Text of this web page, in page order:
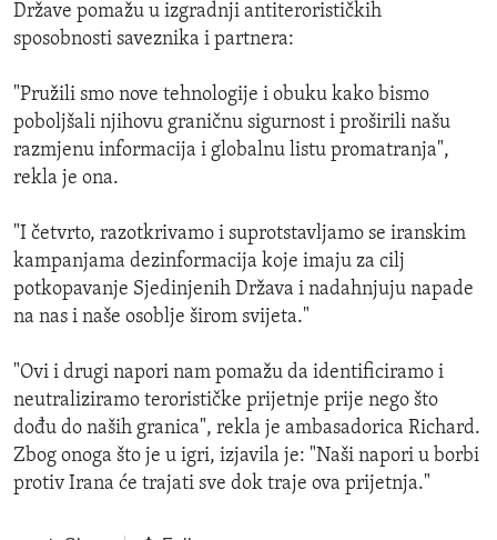
Države pomažu u izgradnji antiterorističkih
sposobnosti saveznika i partnera:
"Pružili smo nove tehnologije i obuku kako bismo
poboljšali njihovu graničnu sigurnost i proširili našu
razmjenu informacija i globalnu listu promatranja",
rekla je ona.
"I četvrto, razotkrivamo i suprotstavljamo se iranskim
kampanjama dezinformacija koje imaju za cilj
potkopavanje Sjedinjenih Država i nadahnjuju napade
na nas i naše osoblje širom svijeta."
"Ovi i drugi napori nam pomažu da identificiramo i
neutraliziramo terorističke prijetnje prije nego što
dođu do naših granica", rekla je ambasadorica Richard.
Zbog onoga što je u igri, izjavila je: "Naši napori u borbi
protiv Irana će trajati sve dok traje ova prijetnja."